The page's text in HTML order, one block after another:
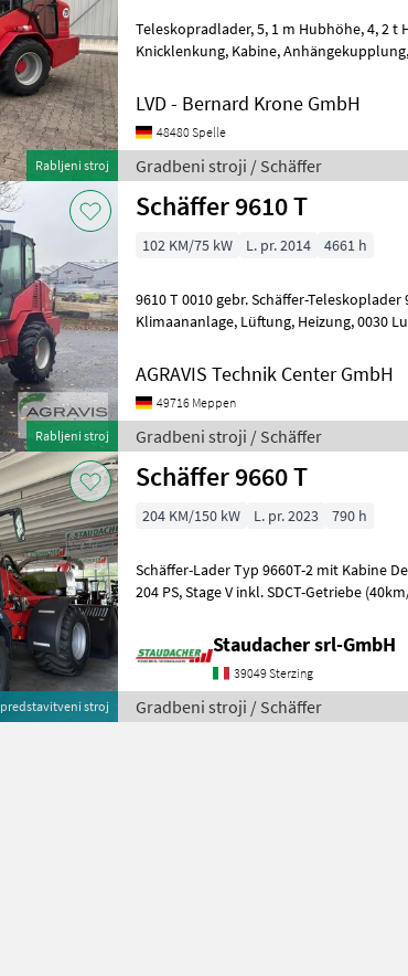
Rabljeni stroj
Teleskopradlader, 5, 1 m Hubhöhe, 4, 2 t Hubkraft, Hydrostat 20 km/h,
Knicklenkung, Kabine, Anhängekupplung, Klimaanlage, Wendelüfter,
LVD - Bernard Krone GmbH
48480 Spelle
Gradbeni stroji / Schäffer
Rabljeni stroj
Schäffer 9610 T
102 KM/75 kW L. pr. 2014 4661 h
9610 T 0010 gebr. Schäffer-Teleskoplader
Klimaananlage, Lüftung, Heizung, 0030 Luftsitz, Radio,
AGRAVIS Technik Center GmbH
49716 Meppen
Gradbeni stroji / Schäffer
predstavitveni stroj
Schäffer 9660 T
204 KM/150 kW L. pr. 2023 790 h
Schäffer-Lader Typ 9660T-2 mit Kabine Deutz Motor TCD 5.2 150 KW =
204 PS, Stage V inkl. SDCT-Getriebe (40km/h) und
Staudacher srl-GmbH
39049 Sterzing
Gradbeni stroji / Schäffer